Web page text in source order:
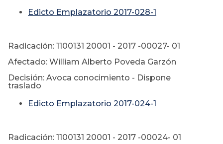
Edicto Emplazatorio 2017-028-1
Radicación: 1100131 20001 - 2017 -00027- 01
Afectado: William Alberto Poveda Garzón
Decisión: Avoca conocimiento - Dispone
traslado
Edicto Emplazatorio 2017-024-1
Radicación: 1100131 20001 - 2017 -00024- 01